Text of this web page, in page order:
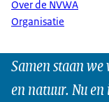
Over de NVWA
Organisatie
Samen staan
en natuur. Nu